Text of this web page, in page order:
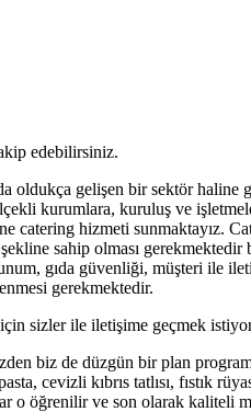
edebilirsiniz.
oldukça gelişen bir sektör
kurumlara, kuruluş ve
hizmeti sunmaktayız.
sahip olması
gıda güvenliği, müşteri ile
gerekmektedir.
sizler ile iletişime geçmek
biz de düzgün bir plan
cevizli kıbrıs tatlısı, fıstık
o öğrenilir ve son olarak